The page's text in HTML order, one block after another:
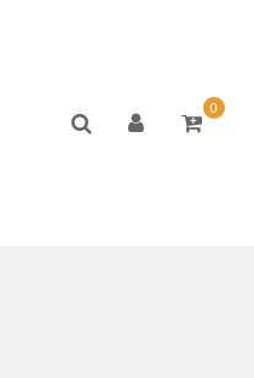
0